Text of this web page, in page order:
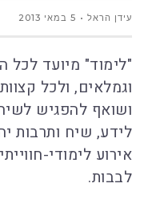
עידן הראל 5 במאי 2013
"לימוד" מיועד לכל
וגמלאים, ולכל
ושואף להפגיש
לידע, שיח ותרבות
אירוע לימודי-
לבבות.